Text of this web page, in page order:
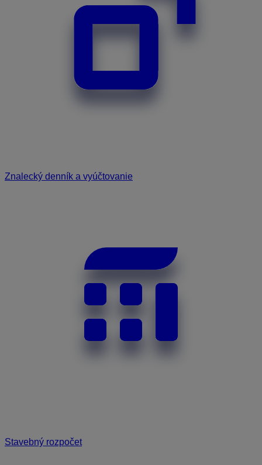
Znalecký denník a vyúčtovanie
Stavebný rozpočet